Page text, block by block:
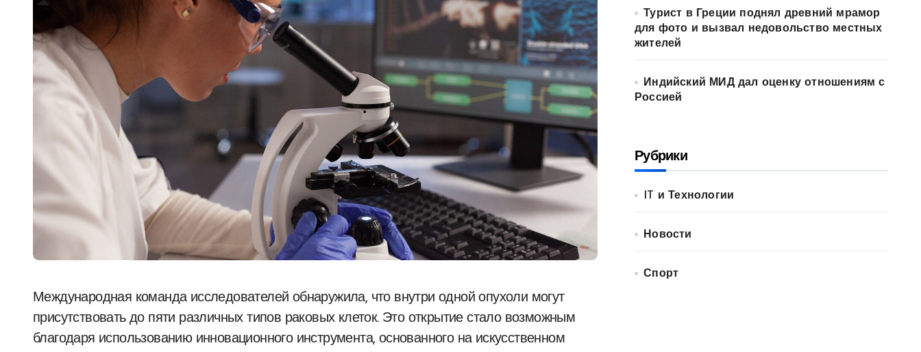
Международная команда исследователей обнаружила, что внутри одной опухоли могут
присутствовать до пяти различных типов раковых клеток. Это открытие стало возможным
благодаря использованию инновационного инструмента, основанного на искусственном
Турист в Греции поднял древний мрамор
для фото и вызвал недовольство местных
жителей
Индийский МИД дал оценку отношениям с
Россией
Рубрики
IT и Технологии
Новости
Спорт